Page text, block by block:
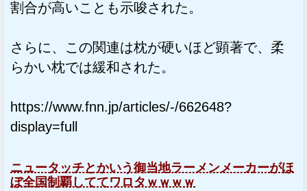
割合が高いことも示唆された。
さらに、この関連は枕が硬いほど顕著で、柔
らかい枕では緩和された。
https://www.fnn.jp/articles/-/662648?
display=full
ニュータッチとかいう御当地ラーメンメーカーがほ
ぼ全国制覇しててワロタｗｗｗｗ